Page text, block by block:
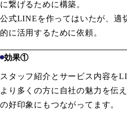
に繋げるために構築。
公式LINEを作ってはいたが、適
的に活用するために依頼。
効果①
スタッフ紹介とサービス内容を
より多くの方に自社の魅力を伝
の好印象にもつながってます。